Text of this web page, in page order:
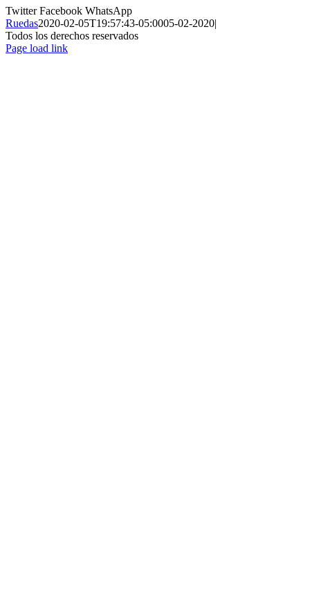
TwitterFacebook WhatsApp
Ruedas2020-02-05T19:57:43-05:0005-02-2020|
Todos los derechos reservados
Page load link